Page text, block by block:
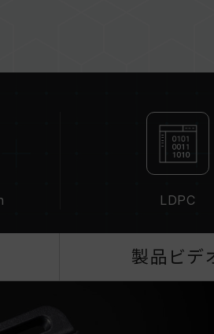
LDPC
製品ビデ